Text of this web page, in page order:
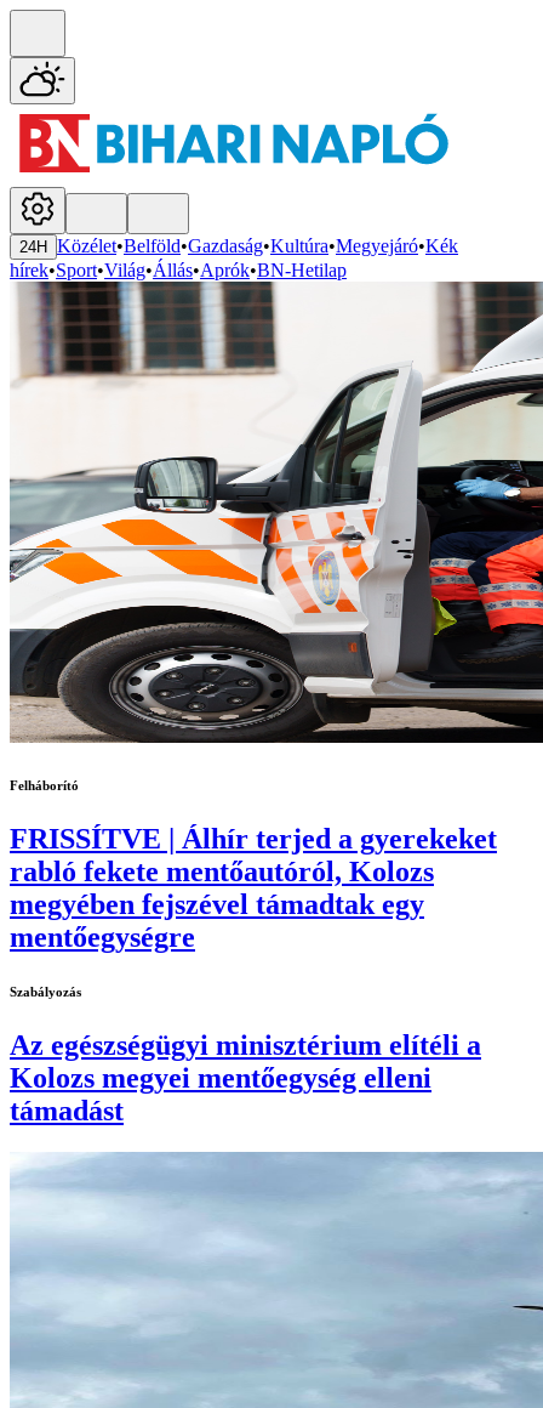
24H Közélet•Belföld•Gazdaság•Kultúra•Megyejáró•Kék
hírek•Sport•Világ•Állás•Aprók•BN-Hetilap
Felháborító
FRISSÍTVE | Álhír terjed a gyerekeket
rabló fekete mentőautóról, Kolozs
megyében fejszével támadtak egy
mentőegységre
Szabályozás
Az egészségügyi minisztérium elítéli a
Kolozs megyei mentőegység elleni
támadást